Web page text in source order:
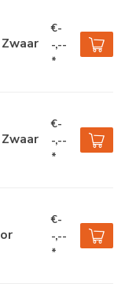
€-
-,--
*
€-
-,--
*
€-
-,--
*